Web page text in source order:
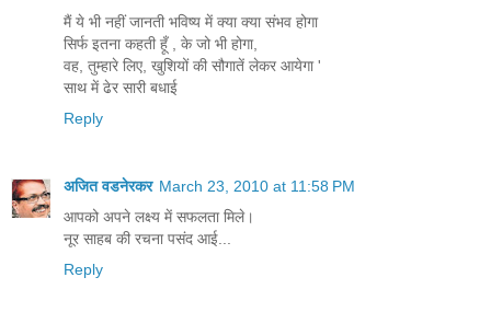
मैं ये भी नहीं जानती भविष्य में क्या क्या संभव होगा
सिर्फ इतना कहती हूँ , के जो भी होगा,
वह, तुम्हारे लिए, खुशियों की सौगातें लेकर आयेगा '
साथ में ढेर सारी बधाई
Reply
अजित वडनेरकर March 23, 2010 at 11:58 PM
आपको अपने लक्ष्य में सफलता मिले।
नूर साहब की रचना पसंद आई...
Reply